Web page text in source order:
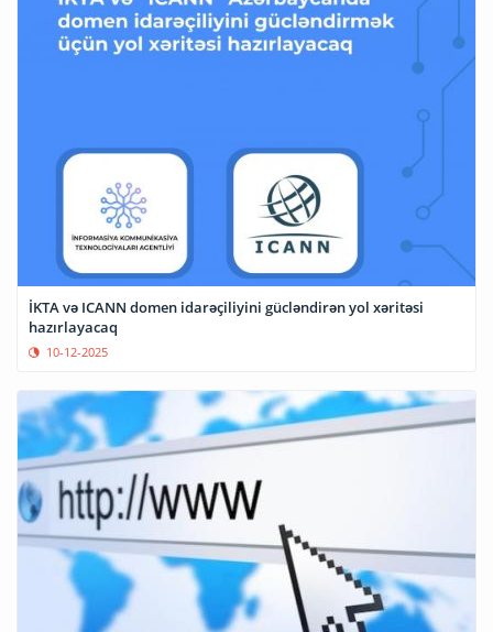
İKTA və ICANN domen idarəçiliyini gücləndirən yol xəritəsi
hazırlayacaq
10-12-2025